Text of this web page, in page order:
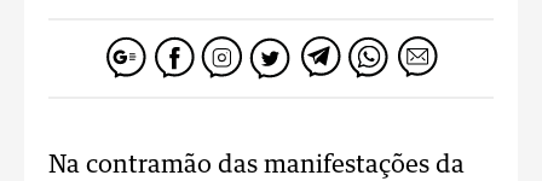
Na contramão das manifestações da